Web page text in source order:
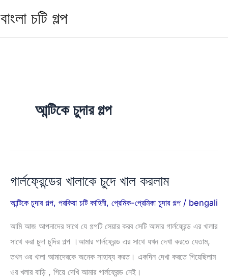
to
বাংলা চটি গল্প
আন্টিকে চুদার গল্প
গার্লফ্রেন্ডের খালাকে চুদে খাল করলাম
আন্টিকে চুদার গল্প, পরকিয়া চটি কাহিনী, প্রেমিক-প্রেমিকা চুদার গল্প / bengali
আমি আজ আপনাদের সাথে যে গল্পটি সেয়ার করব সেটি আমার গার্লফ্রেন্ড এর খালার
সাথে করা চুদা চুদির গল্প ।আমার গার্লফ্রেন্ড এর সাথে যখন দেখা করতে যেতাম,
তখন ওর খালা আমাদেরকে অনেক সাহায্য করত। একদিন দেখা করতে গিয়েছিলাম
ওর খলার বাড়ি , গিয়ে দেখি আমার গার্লফ্রেন্ড নেই।